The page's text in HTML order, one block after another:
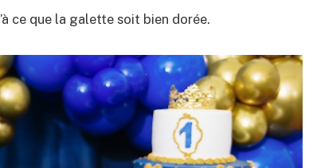
ce que la galette soit bien dorée.